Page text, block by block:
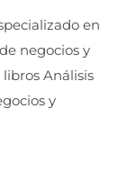
en
negocios y
Análisis
y